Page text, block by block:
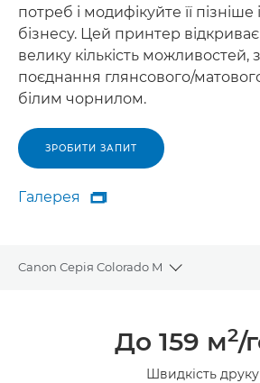
потреб і модифікуйте її
бізнесу. Цей принтер
велику кількість можливостей,
поєднання глянсового/
білим чорнилом.
ЗРОБИТИ ЗАПИТ
Галерея
Галерея

Canon Серія Colorado М
Toggle
Технічні характеристикиДо 159 м2/
Швидкість друку